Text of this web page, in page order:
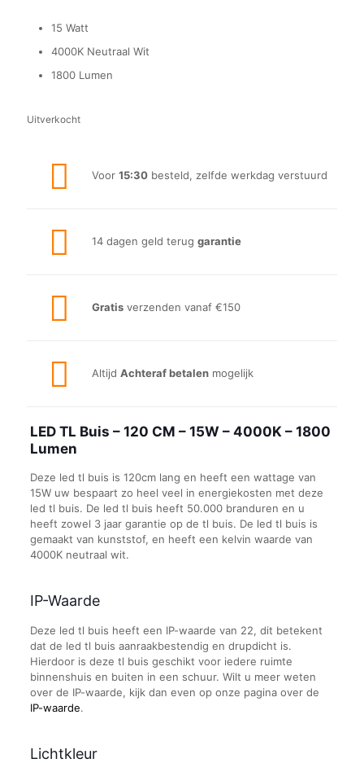
15 Watt
4000K Neutraal Wit
1800 Lumen
Uitverkocht
Voor 15:30 besteld, zelfde werkdag verstuurd
14 dagen geld terug garantie
Gratis verzenden vanaf €150
Altijd Achteraf betalen mogelijk
LED TL Buis – 120 CM – 15W – 4000K – 1800
Lumen
Deze led tl buis is 120cm lang en heeft een wattage van
15W uw bespaart zo heel veel in energiekosten met deze
led tl buis. De led tl buis heeft 50.000 branduren en u
heeft zowel 3 jaar garantie op de tl buis. De led tl buis is
gemaakt van kunststof, en heeft een kelvin waarde van
4000K neutraal wit.
IP-Waarde
Deze led tl buis heeft een IP-waarde van 22, dit betekent
dat de led tl buis aanraakbestendig en drupdicht is.
Hierdoor is deze tl buis geschikt voor iedere ruimte
binnenshuis en buiten in een schuur. Wilt u meer weten
over de IP-waarde, kijk dan even op onze pagina over de
IP-waarde.
Lichtkleur